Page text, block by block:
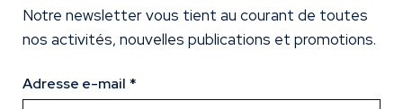
Notre newsletter vous tient au courant de toutes
nos activités, nouvelles publications et promotions.
Adresse e-mail